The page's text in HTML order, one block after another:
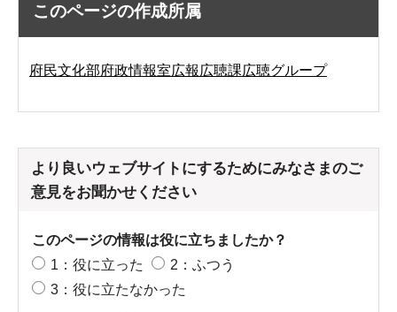
このページの作成所属
府民文化部府政情報室広報広聴課広聴グループ
より良いウェブサイトにするためにみなさまのご
意見をお聞かせください
このページの情報は役に立ちましたか？
1：役に立った
2：ふつう
3：役に立たなかった